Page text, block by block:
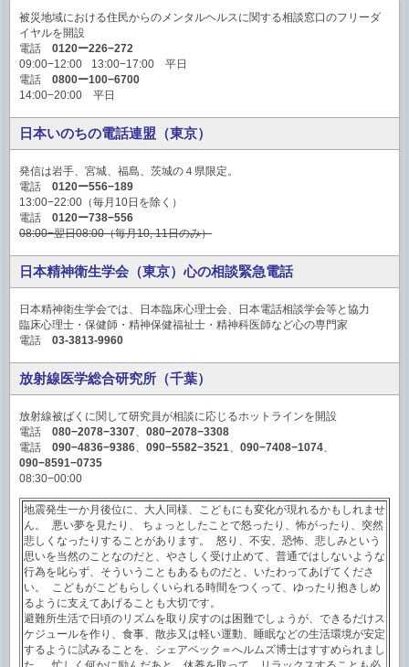
被災地域における住民からのメンタルヘルスに関する相談窓口のフリーダ
イヤルを開設
電話 0120ー226−272
09:00−12:00 13:00−17:00 平日
電話 0800ー100−6700
14:00−20:00 平日
日本いのちの電話連盟（東京）
発信は岩手、宮城、福島、茨城の４県限定。
電話 0120ー556−189
13:00−22:00（毎月10日を除く）
電話 0120ー738−556
08:00−翌日08:00（毎月10, 11日のみ）
日本精神衛生学会（東京）心の相談緊急電話
日本精神衛生学会では、日本臨床心理士会、日本電話相談学会等と協力
臨床心理士・保健師・精神保健福祉士・精神科医師など心の専門家
電話 03-3813-9960
放射線医学総合研究所（千葉）
放射線被ばくに関して研究員が相談に応じるホットラインを開設
電話 080−2078−3307
080−2078−3308
電話 090−4836−9386 090−5582−3521 090−7408−1074
090−8591−0735
08:30−00:00
地震発生一か月後位に、大人同様、こどもにも変化が現れるかもしれませ
ん。 悪い夢を見たり、 ちょっとしたことで怒ったり、怖がったり、突然
悲しくなったりすることがあります。 怒り、不安、恐怖、悲しみという
思いを当然のことなのだと、やさしく受け止めて、普通ではしないような
行為を叱らず、そういうこともあるものだと、いたわってあげてくださ
い。 こどもがこどもらしくいられる時間をつくって、ゆったり抱きしめ
るように支えてあげることも大切です。
避難所生活で日頃のリズムを取り戻すのは困難でしょうが、できるだけス
ケジュールを作り、食事、散歩又は軽い運動、睡眠などの生活環境が安定
するように試みることを、シェアベック＝へルムズ博士はすすめられまし